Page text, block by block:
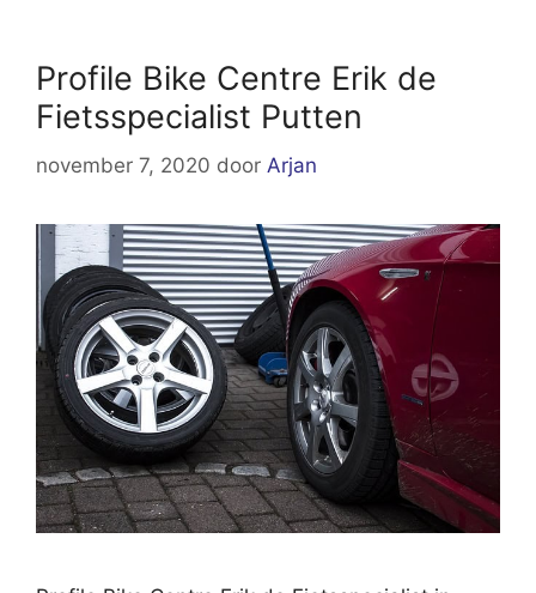
Profile Bike Centre Erik de
Fietsspecialist Putten
november 7, 2020 door Arjan